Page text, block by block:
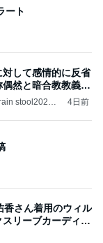
ート
して感情的に反省
然と暗合教教義候
stool2024
4日前
香さん着用のウィル
リーブカーディガ